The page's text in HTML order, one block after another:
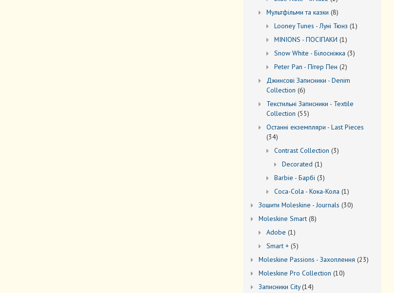
товар
Мультфільми та казки 88
товарів
Looney Tunes - Луні Тюнз 11
MINIONS - ПОСІПАКИ 11
товар
Snow White - Білосніжка 33
Peter Pan - Пітер Пен 22
Джинсові Записники - Denim
Collection 66
Текстильні Записники - Textile
Collection 5555
Останні екземпляри - Last Pieces
3434
товари
Contrast Collection 33
Decorated 11
товар
Barbie - Барбі 33
товари
Coca-Cola - Кока-Кола 11
товар
Зошити Moleskine - Journals 3030
Моleskine Smart 88
Adobe 11
товар
Smart + 55
товарів
Moleskine Passions - Захоплення 2323
Мoleskine Pro Collection 1010
Записники City 1414